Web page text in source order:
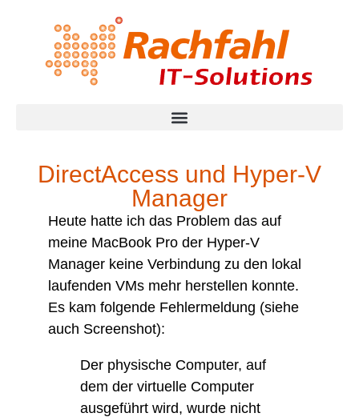
DirectAccess und Hyper-V
Manager
Heute hatte ich das Problem das auf
meine MacBook Pro der Hyper-V
Manager keine Verbindung zu den lokal
laufenden VMs mehr herstellen konnte.
Es kam folgende Fehlermeldung (siehe
auch Screenshot):
Der physische Computer, auf
dem der virtuelle Computer
ausgeführt wird, wurde nicht